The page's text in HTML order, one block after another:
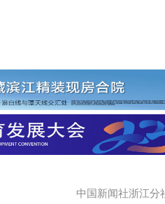
中国新闻社浙江分